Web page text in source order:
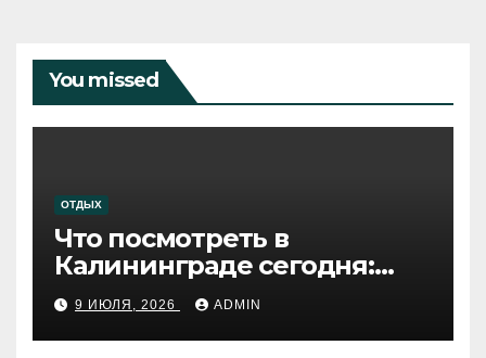
You missed
ОТДЫХ
Что посмотреть в
Калининграде сегодня:
путеводитель по самому
западному городу России
9 ИЮЛЯ, 2026 ADMIN